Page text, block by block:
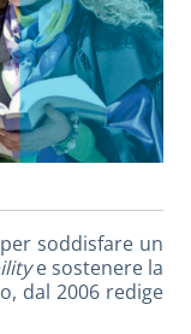
soddisfare un
e sostenere la
dal 2006 redige